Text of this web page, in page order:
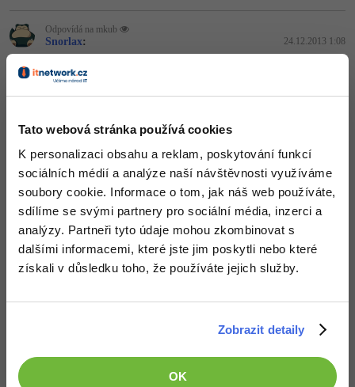
Tato webová stránka používá cookies
K personalizaci obsahu a reklam, poskytování funkcí
sociálních médií a analýze naší návštěvnosti využíváme
soubory cookie. Informace o tom, jak náš web používáte,
sdílíme se svými partnery pro sociální média, inzerci a
analýzy. Partneři tyto údaje mohou zkombinovat s
dalšími informacemi, které jste jim poskytli nebo které
získali v důsledku toho, že používáte jejich služby.
Zobrazit detaily
OK
Odpovídá na mkub
Snorlax: 24.12.2013 1:08
post toho inputu)
Odpovídá na Snorlax
mkub: 24.12.2013 1:16
pokial mas v php.ini zapnute zobrazovanie chyb, tak ti bude
preklep u premennych hlasit "Undefied vartiable" a pod..., ale
pokial to budes mat vypnute, tak ti nic nebude hlasit
Nahoru Odpovědět